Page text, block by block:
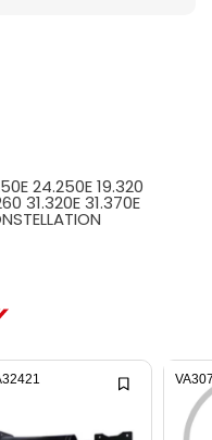
24.250E 19.320
31.320E 31.370E